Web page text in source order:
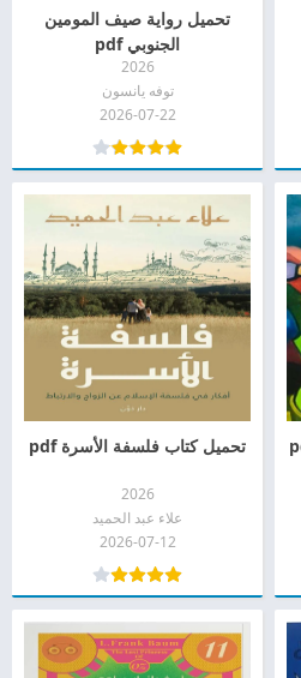
تحميل رواية صيف المومين
الجنوبي pdf
2026
توفه يانسون
2026-07-22
تحميل كتاب فلسفة الأسرة pdf
2026
علاء عبد الحميد
2026-07-12